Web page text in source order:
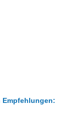
Empfehlungen: